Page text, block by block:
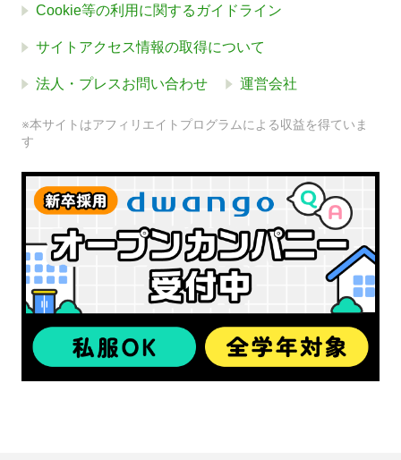
Cookie等の利用に関するガイドライン
サイトアクセス情報の取得について
法人・プレスお問い合わせ 運営会社
※本サイトはアフィリエイトプログラムによる収益を得ていま
す